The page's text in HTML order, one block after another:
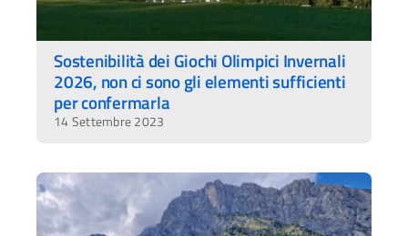
Sostenibilità dei Giochi Olimpici Invernali
2026, non ci sono gli elementi sufficienti
per confermarla
14 Settembre 2023